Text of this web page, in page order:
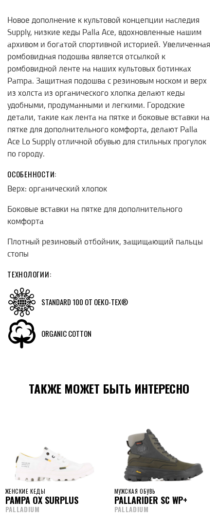
Новое дополнение к культовой концепции наследия
Supply, низкие кеды Palla Ace, вдохновленные нашим
архивом и богатой спортивной историей. Увеличенная
ромбовидная подошва является отсылкой к
ромбовидной ленте на наших культовых ботинках
Pampa. Защитная подошва с резиновым носком и верх
из холста из органического хлопка делают кеды
удобными, продуманными и легкими. Городские
детали, такие как лента на пятке и боковые вставки на
пятке для дополнительного комфорта, делают Palla
Ace Lo Supply отличной обувью для стильных прогулок
по городу.
ОСОБЕННОСТИ:
Верх: органический хлопок
Боковые вставки на пятке для дополнительного
комфорта
Плотный резиновый отбойник, защищающий пальцы
стопы
ТЕХНОЛОГИИ:
STANDARD 100 ОТ ОЕКO-TEX®
ORGANIC COTTON
ТАКЖЕ МОЖЕТ БЫТЬ ИНТЕРЕСНО
ЖЕНСКИЕ КЕДЫ
PAMPA OX SURPLUS
PALLADIUM
МУЖСКАЯ ОБУВЬ
PALLARIDER SC WP+
PALLADIUM